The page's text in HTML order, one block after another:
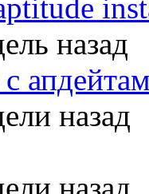
назад
назад
назад